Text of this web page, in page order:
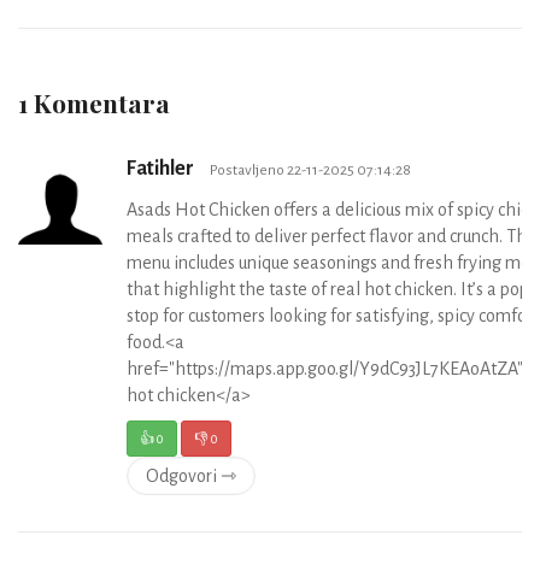
1 Komentara
Fatihler Postavljeno 22-11-2025 07:14:28
Asads Hot Chicken offers a delicious mix of spicy
meals crafted to deliver perfect flavor and crunch.
menu includes unique seasonings and fresh frying
that highlight the taste of real hot chicken. It’s a
stop for customers looking for satisfying, spicy comfort
food.<a
href="https://maps.app.goo.gl/
hot chicken</a>
👍0 👎0
Odgovori ⇾